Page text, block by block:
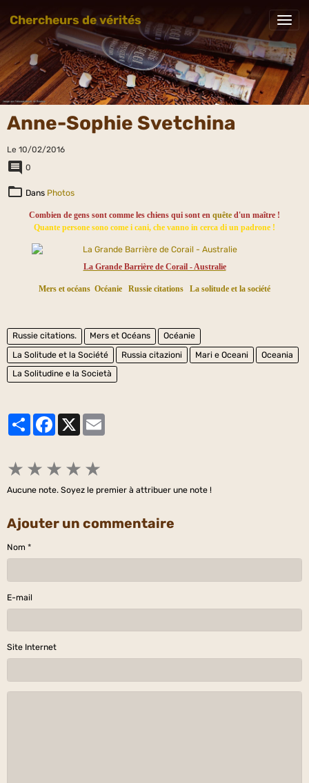
Chercheurs de vérités
Anne-Sophie Svetchina
Le 10/02/2016
0
Dans Photos
Combien de gens sont comme les chiens qui sont en quête d'un maître !
Quante persone sono come i cani, che vanno in cerca di un padrone !
La Grande Barrière de Corail - Australie
Mers et océans Océanie Russie citations La solitude et la société
Russie citations. Mers et Océans
Océanie
La Solitude et la Société
Russia citazioni Mari e Oceani
Oceania
La Solitudine e la Società
PartagerFacebook
★ ★ ★ ★ ★
Aucune note. Soyez le premier à attribuer une note !
Ajouter un commentaire
Nom
E-mail
Site Internet